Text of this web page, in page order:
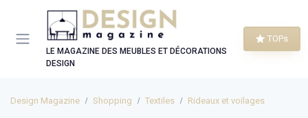
LE MAGAZINE DES MEUBLES ET DÉCORATIONS
DESIGN
TOPs
Design Magazine Shopping Textiles Rideaux et voilages
Panneau de gestion des cookies